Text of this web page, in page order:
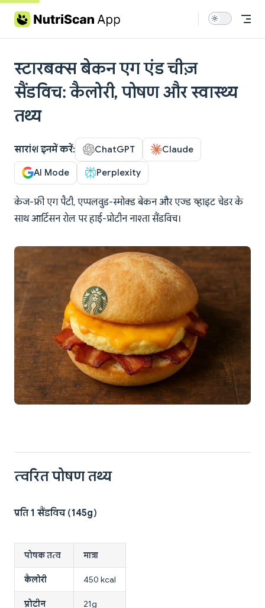
Skip to content
स्टारबक्स बेकन एग एंड चीज़
सैंडविच: कैलोरी, पोषण और स्वास्थ्य
तथ्य
सारांश इनमें करें: ChatGPT Claude
AI Mode Perplexity
केज-फ्री एग पैटी, एप्पलवुड-स्मोक्ड बेकन और एज्ड व्हाइट चेडर के
साथ आर्टिसन रोल पर हाई-प्रोटीन नाश्ता सैंडविच।
त्वरित पोषण तथ्य
प्रति 1 सैंडविच (145g)
पोषक तत्व मात्रा
कैलोरी 450 kcal
प्रोटीन 21g